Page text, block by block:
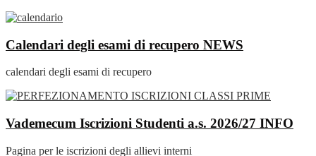
Calendari degli esami di recupero NEWS
calendari degli esami di recupero
Vademecum Iscrizioni Studenti a.s. 2026/27 INFO
Pagina per le iscrizioni degli allievi interni